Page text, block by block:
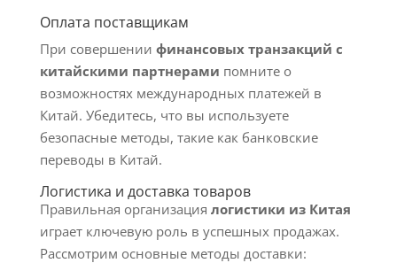
Оплата поставщикам
При совершении финансовых транзакций с
китайскими партнерами помните о
возможностях международных платежей в
Китай. Убедитесь, что вы используете
безопасные методы, такие как банковские
переводы в Китай.
Логистика и доставка товаров
Правильная организация логистики из Китая
играет ключевую роль в успешных продажах.
Рассмотрим основные методы доставки: